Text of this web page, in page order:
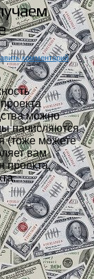
комментарий
можно
начисляются
(тоже можете
вам
проекта,